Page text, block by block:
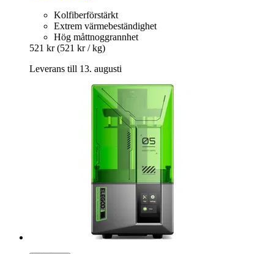
Kolfiberförstärkt
Extrem värmebeständighet
Hög måttnoggrannhet
521 kr (521 kr / kg)
Leverans till 13. augusti